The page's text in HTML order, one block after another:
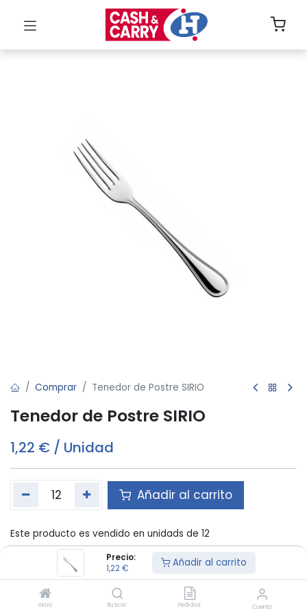
Precio:
1,22€ Añadir al carrito
Inicio Buscar Pedidos Cuenta
Comprar Tenedor de Postre SIRIO
Tenedor de Postre SIRIO
1,22 € / Unidad
Añadir al carrito
Este producto es vendido en unidads de 12
ACERO INOXIDABLE 18/10
Términos y condiciones: